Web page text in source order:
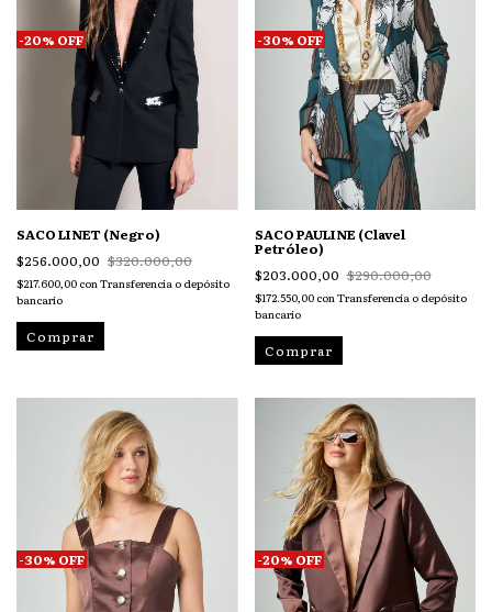
-20% OFF
SACO LINET (Negro)
$256.000,00 $320.000,00
$217.600,00 con Transferencia o depósito
bancario
Comprar
-30% OFF
SACO PAULINE (Clavel
Petróleo)
$203.000,00 $290.000,00
$172.550,00 con Transferencia o depósito
bancario
Comprar
-30% OFF -20% OFF